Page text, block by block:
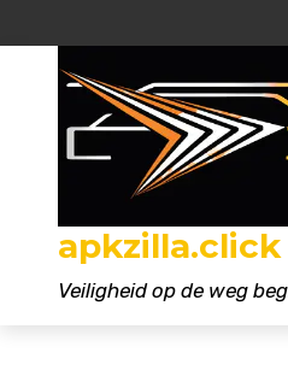
apkzilla.click
Veiligheid op de weg